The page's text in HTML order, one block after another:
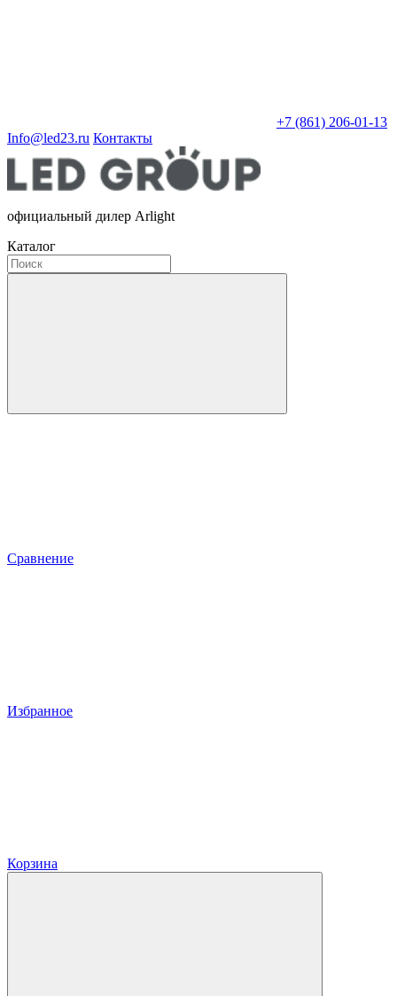
+7 (861) 206-01-13
Info@led23.ru Контакты
официальный дилер Arlight
Каталог
Сравнение
Избранное
Корзина